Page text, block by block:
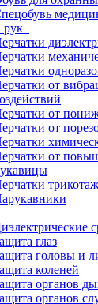
рук
от
от
от
от
глаз
головы и
коленей
органов
органов